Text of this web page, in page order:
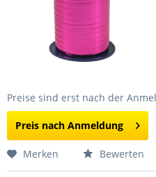
Preise sind erst nach der
Preis nach Anmeldung
Merken Bewerten